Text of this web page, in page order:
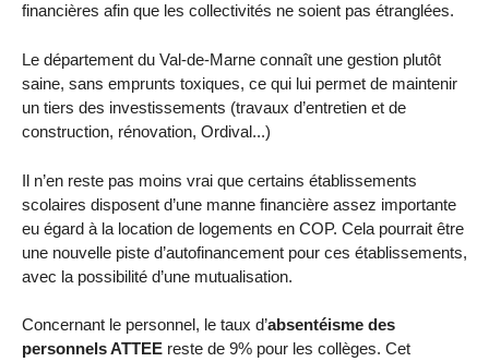
financières afin que les collectivités ne soient pas étranglées.
Le département du Val-de-Marne connaît une gestion plutôt
saine, sans emprunts toxiques, ce qui lui permet de maintenir
un tiers des investissements (travaux d’entretien et de
construction, rénovation, Ordival...)
Il n’en reste pas moins vrai que certains établissements
scolaires disposent d’une manne financière assez importante
eu égard à la location de logements en COP. Cela pourrait être
une nouvelle piste d’autofinancement pour ces établissements,
avec la possibilité d’une mutualisation.
Concernant le personnel, le taux d’absentéisme des
personnels ATTEE reste de 9% pour les collèges. Cet